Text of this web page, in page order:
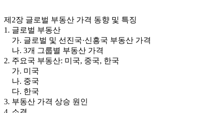
제2장 글로벌 부동산 가격 동향 및 특징
1. 글로벌 부동산
가. 글로벌 및 선진국·신흥국 부동산 가격
나. 3개 그룹별 부동산 가격
2. 주요국 부동산: 미국, 중국, 한국
가. 미국
나. 중국
다. 한국
3. 부동산 가격 상승 원인